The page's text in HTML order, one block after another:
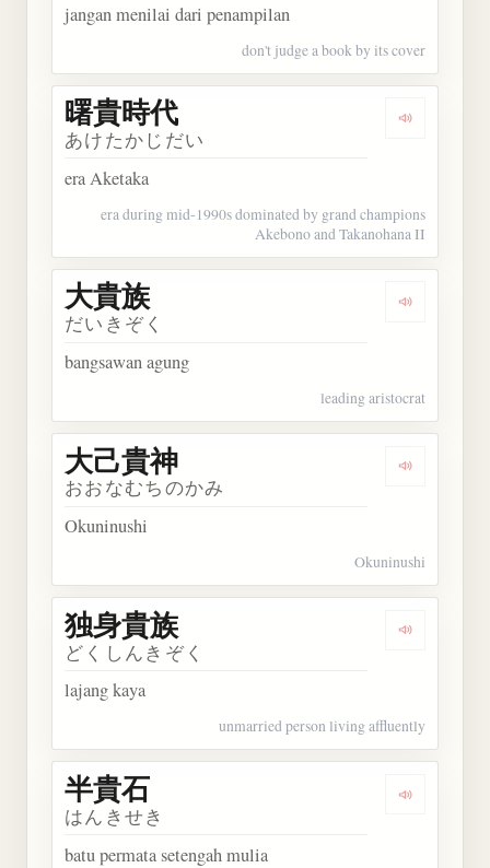
jangan menilai dari penampilan
don't judge a book by its cover
Dengarkan
曙貴時代
あけたかじだい
era Aketaka
era during mid-1990s dominated by grand champions
Akebono and Takanohana II
Dengarkan
大貴族
だいきぞく
bangsawan agung
leading aristocrat
Dengarkan
大己貴神
おおなむちのかみ
Okuninushi
Okuninushi
Dengarkan
独身貴族
どくしんきぞく
lajang kaya
unmarried person living affluently
Dengarkan
半貴石
はんきせき
batu permata setengah mulia